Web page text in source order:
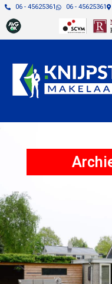
06 - 45625361 06 - 45625361